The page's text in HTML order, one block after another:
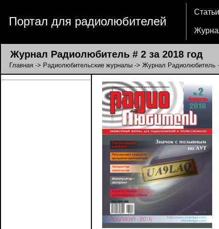
Портал для радиолюбителей
Статьи
Журнал Радиолюбитель # 2 за 2018 год
Главная -> Радиолюбительские журналы -> Журнал Радиолюбитель